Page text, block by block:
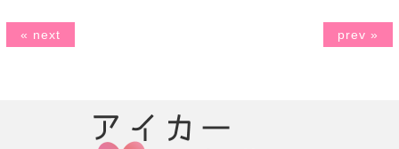
« next prev »